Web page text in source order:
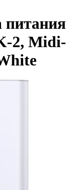
питания
2, Midi-